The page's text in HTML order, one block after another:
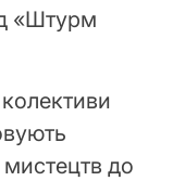
«Штурм
мистецтв до